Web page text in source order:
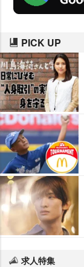
PICK UP
求人特集